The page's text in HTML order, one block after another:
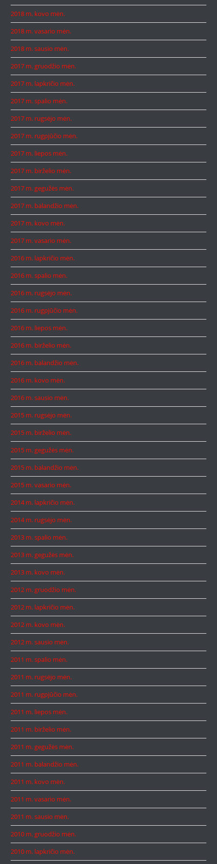
2018 m. kovo mėn.
2018 m. vasario mėn.
2018 m. sausio mėn.
2017 m. gruodžio mėn.
2017 m. lapkričio mėn.
2017 m. spalio mėn.
2017 m. rugsėjo mėn.
2017 m. rugpjūčio mėn.
2017 m. liepos mėn.
2017 m. birželio mėn.
2017 m. gegužės mėn.
2017 m. balandžio mėn.
2017 m. kovo mėn.
2017 m. vasario mėn.
2016 m. lapkričio mėn.
2016 m. spalio mėn.
2016 m. rugsėjo mėn.
2016 m. rugpjūčio mėn.
2016 m. liepos mėn.
2016 m. birželio mėn.
2016 m. balandžio mėn.
2016 m. kovo mėn.
2016 m. sausio mėn.
2015 m. rugsėjo mėn.
2015 m. birželio mėn.
2015 m. gegužės mėn.
2015 m. balandžio mėn.
2015 m. vasario mėn.
2014 m. lapkričio mėn.
2014 m. rugsėjo mėn.
2013 m. spalio mėn.
2013 m. gegužės mėn.
2013 m. kovo mėn.
2012 m. gruodžio mėn.
2012 m. lapkričio mėn.
2012 m. kovo mėn.
2012 m. sausio mėn.
2011 m. spalio mėn.
2011 m. rugsėjo mėn.
2011 m. rugpjūčio mėn.
2011 m. liepos mėn.
2011 m. birželio mėn.
2011 m. gegužės mėn.
2011 m. balandžio mėn.
2011 m. kovo mėn.
2011 m. vasario mėn.
2011 m. sausio mėn.
2010 m. gruodžio mėn.
2010 m. lapkričio mėn.